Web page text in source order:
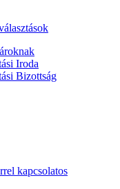
Iroda
Bizottság
kapcsolatos